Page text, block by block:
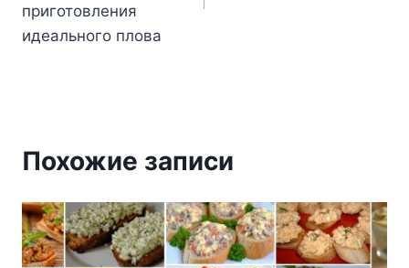
приготовления
идеального плова
Похожие записи